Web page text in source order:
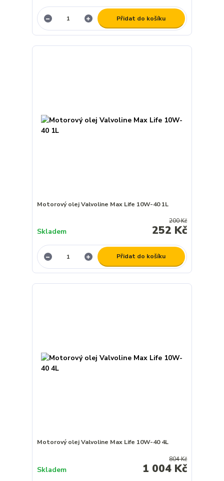
Přidat do košíku
Motorový olej Valvoline Max Life 10W-40 1L
200 Kč
252 Kč
Skladem
Přidat do košíku
Motorový olej Valvoline Max Life 10W-40 4L
804 Kč
1 004 Kč
Skladem